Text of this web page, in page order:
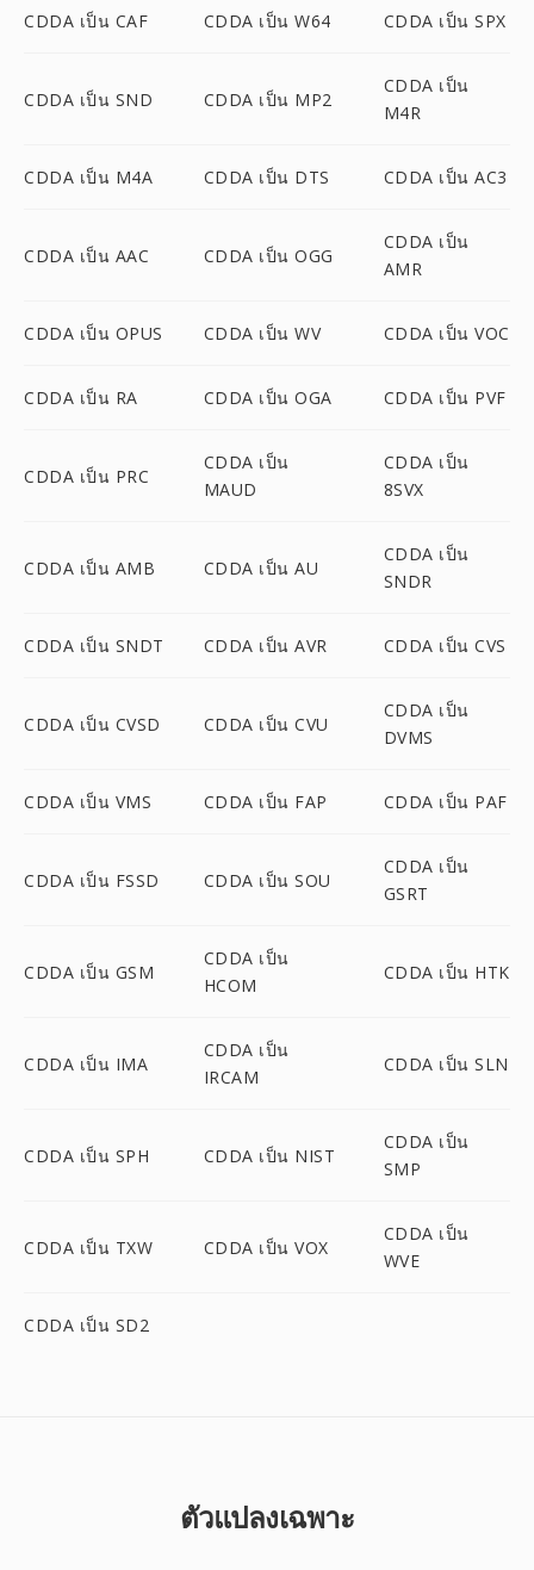
CDDA เป็น CAF CDDA เป็น W64 CDDA เป็น SPX
CDDA เป็น SND CDDA เป็น MP2
CDDA เป็น
M4R
CDDA เป็น M4A CDDA เป็น DTS CDDA เป็น AC3
CDDA เป็น AAC CDDA เป็น OGG
CDDA เป็น
AMR
CDDA เป็น OPUS CDDA เป็น WV CDDA เป็น VOC
CDDA เป็น RA CDDA เป็น OGA CDDA เป็น PVF
CDDA เป็น PRC
CDDA เป็น
MAUD
CDDA เป็น
8SVX
CDDA เป็น AMB CDDA เป็น AU
CDDA เป็น
SNDR
CDDA เป็น SNDT CDDA เป็น AVR CDDA เป็น CVS
CDDA เป็น CVSD CDDA เป็น CVU
CDDA เป็น
DVMS
CDDA เป็น VMS CDDA เป็น FAP CDDA เป็น PAF
CDDA เป็น FSSD CDDA เป็น SOU
CDDA เป็น
GSRT
CDDA เป็น GSM
CDDA เป็น
HCOM
CDDA เป็น HTK
CDDA เป็น IMA
CDDA เป็น
IRCAM
CDDA เป็น SLN
CDDA เป็น SPH CDDA เป็น NIST
CDDA เป็น
SMP
CDDA เป็น TXW CDDA เป็น VOX
CDDA เป็น
WVE
CDDA เป็น SD2
ตัวแปลงเฉพาะ